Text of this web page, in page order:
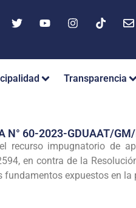
Transparencia
N° 60-2023-GDUAAT/
el recurso impugnatorio de
en contra de la
fundamentos expuestos en